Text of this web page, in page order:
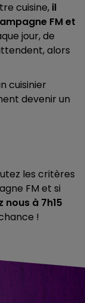
cuisine, il
FM et
jour, de
alors
cuisinier
devenir un
les critères
FM et si
nous à 7h15
!